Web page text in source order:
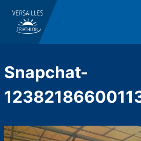
contenu
Snapchat-